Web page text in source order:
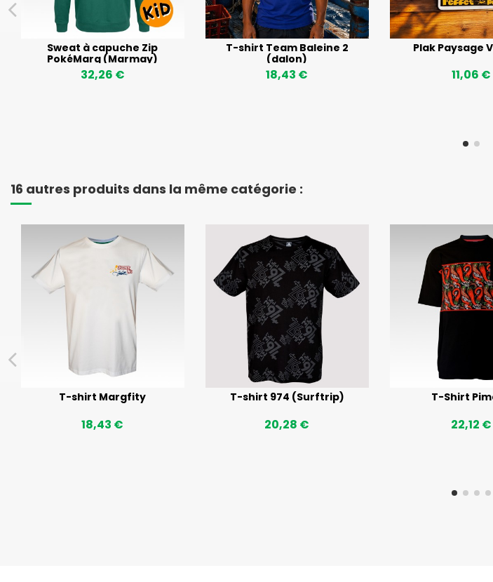
Sweat à capuche Zip
PokéMarg (Marmay)
32,26 €
T-shirt Team Baleine 2
(dalon)
18,43 €
Plak Paysage
11,06 €
16 autres produits dans la même catégorie :
T-shirt Margfity
18,43 €
T-shirt 974 (Surftrip)
20,28 €
T-Shirt
22,12 €